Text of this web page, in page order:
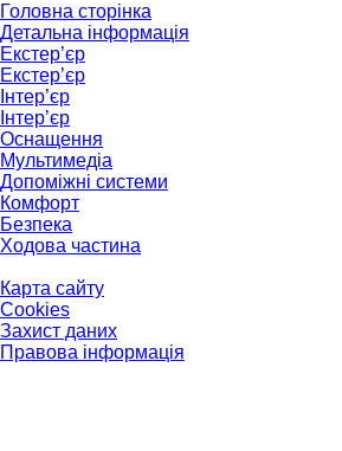
Головна сторінка
Детальна інформація
Екстер’єр
Екстер’єр
Інтер’єр
Інтер’єр
Оснащення
Мультимедіа
Допоміжні системи
Комфорт
Безпека
Ходова частина
Карта сайту
Cookies
Захист даних
Правова інформація